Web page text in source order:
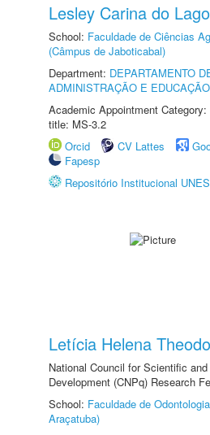
Lesley Carina do
School: Faculdade de Ciências
(Câmpus de Jaboticabal)
Department: DEPARTAMENTO
ADMINISTRAÇÃO E EDUCAÇÃO
Academic Appointment
title: MS-3.2
Orcid
CV Lattes
Fapesp
Repositório Institucional
Letícia Helena
National Council for Scientific
Development (CNPq) Research
School: Faculdade de
Araçatuba)